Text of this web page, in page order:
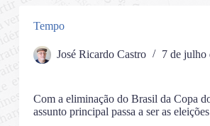
Tempo
José Ricardo Castro 7 de julho
Com a eliminação do Brasil da Copa
assunto principal passa a ser as